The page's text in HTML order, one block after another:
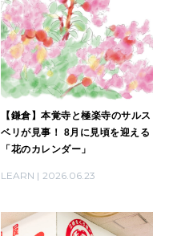
【鎌倉】本覚寺と極楽寺のサルス
ベリが見事！ 8月に見頃を迎える
「花のカレンダー」
LEARN 2026.06.23